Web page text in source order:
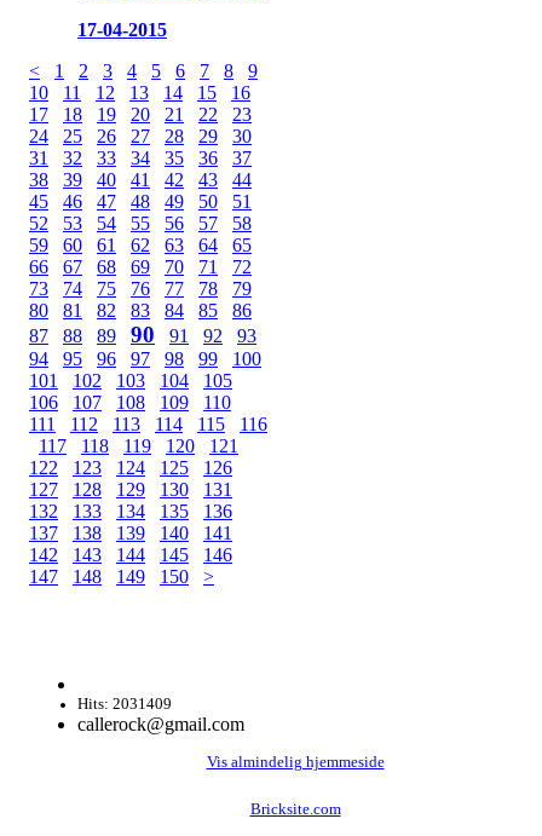
17-04-2015
<
1 2 3 4 5 6 7 8
9
10
11 12 13 14 15
16
17
18 19 20 21 22
23
24
25 26 27 28 29
30
31
32 33 34 35 36
37
38
39 40 41 42 43
44
45
46 47 48 49 50
51
52
53 54 55 56 57
58
59
60 61 62 63 64
65
66
67 68 69 70 71
72
73
74 75 76 77 78
79
80
81 82 83 84 85
86
87
88 89 90 91 92
93
94
95 96 97 98 99
100
101
102 103 104
105
106
107 108 109
110
111
112 113 114 115
116
117
118 119 120
121
122
123 124 125
126
127
128 129 130
131
132
133 134 135
136
137
138 139 140
141
142
143 144 145
146
147
148 149 150 >
Hits: 2031409
callerock@gmail.com
Vis almindelig hjemmeside
Bricksite.com